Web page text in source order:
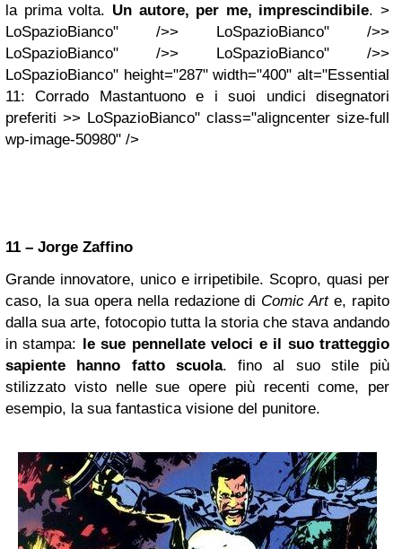
la prima volta. Un autore, per me, imprescindibile. >
LoSpazioBianco" />> LoSpazioBianco" />>
LoSpazioBianco" />> LoSpazioBianco" />>
LoSpazioBianco" height="287" width="400" alt="Essential
11: Corrado Mastantuono e i suoi undici disegnatori
preferiti >> LoSpazioBianco" class="aligncenter size-full
wp-image-50980" />
11 – Jorge Zaffino
Grande innovatore, unico e irripetibile. Scopro, quasi per
caso, la sua opera nella redazione di Comic Arte, rapito
dalla sua arte, fotocopio tutta la storia che stava andando
in stampa: le sue pennellate veloci e il suo tratteggio
sapiente hanno fatto scuola. fino al suo stile più
stilizzato visto nelle sue opere più recenti come, per
esempio, la sua fantastica visione del punitore.